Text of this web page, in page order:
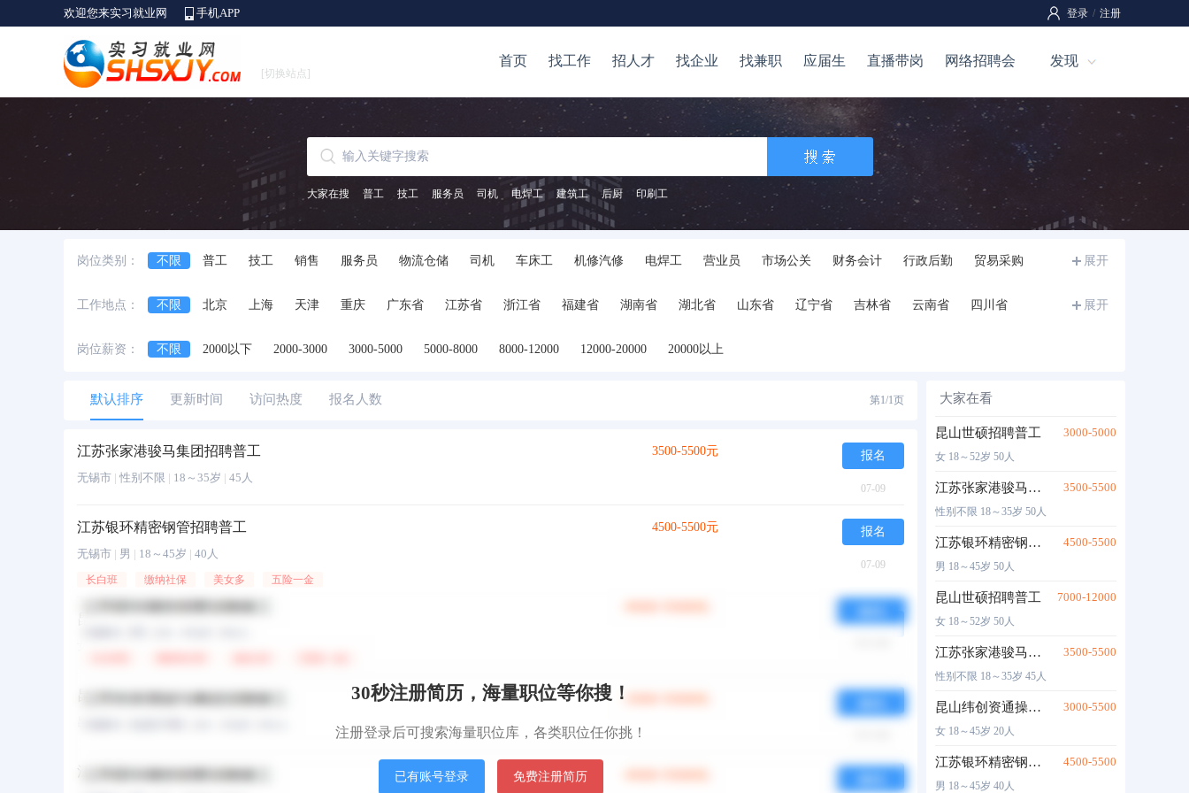
欢迎您来实习就业网 手机APP 登录 / 注册
[切换站点]
首页 找工作 招人才 找企业 找兼职 应届生 直播带岗 网络招聘会 发现
大家在搜 普工 技工 服务员 司机 电焊工 建筑工 后厨 印刷工
岗位类别： 不限 普工 技工 销售 服务员 物流仓储 司机 车床工 机修汽修 电焊工 营业员 市场公关 财务会计 行政后勤
贸易采购
展开
工作地点： 不限 北京 上海 天津 重庆 广东省 江苏省 浙江省 福建省 湖南省 湖北省 山东省 辽宁省 吉林省 云南省
四川省
台湾省
香港
展开
岗位薪资： 不限 2000以下 2000-3000 3000-5000 5000-8000 8000-12000 12000-20000 20000以上
默认排序 更新时间 访问热度 报名人数 第1/1页
江苏张家港骏马集团招聘普工
无锡市 | 性别不限 | 18～35岁 | 45人
3500-5500元 报名
07-09
江苏银环精密钢管招聘普工
无锡市 | 男 | 18～45岁 | 40人
长白班 缴纳社保 美女多 五险一金
4500-5500元 报名
07-09
昆山世硕招聘普工 报名
昆山世硕招聘普工 7000-12000元
江苏银环精密钢管招聘普工 4500-5500元
30秒注册简历，海量职位等你搜！
注册登录后可搜索海量职位库，各类职位任你挑！
已有账号登录 免费注册简历
大家在看
昆山世硕招聘普工 3000-5000
女 18～52岁 50人
江苏张家港骏马集团招聘普工 3500-5500
性别不限 18～35岁 50人
江苏银环精密钢管招聘普工 4500-5500
男 18～45岁 50人
昆山世硕招聘普工 7000-12000
女 18～52岁 50人
江苏张家港骏马集团招聘普工 3500-5500
性别不限 18～35岁 45人
昆山纬创资通操作工 3000-5500
女 18～45岁 20人
江苏银环精密钢管招聘普工 4500-5500
男 18～45岁 40人